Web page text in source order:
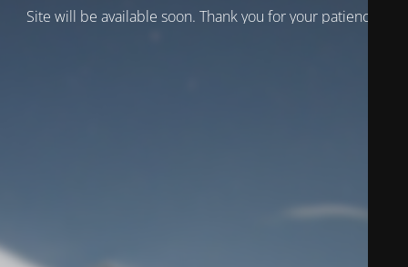
Site will be available soon. Thank you for your patience!